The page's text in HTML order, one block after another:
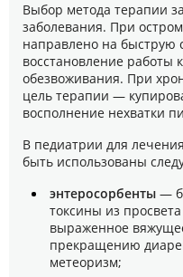
Выбор метода терапии
заболевания. При
направлено на быструю
восстановление работы
обезвоживания. При
цель терапии —
восполнение нехватки
В педиатрии для
быть использованы
энтеросорбенты —
токсины из
выраженное
прекращению
метеоризм;